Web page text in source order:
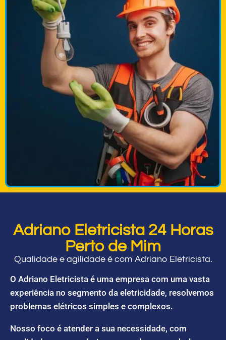
Adriano Eletricista 24 Horas
Perto de Mim
Qualidade e agilidade é com Adriano Eletricista.
O Adriano Eletricista é uma empresa com uma vasta
experiência no segmento da eletricidade, resolvemos
problemas elétricos simples e complexos.
Nosso foco é atender a sua necessidade, com